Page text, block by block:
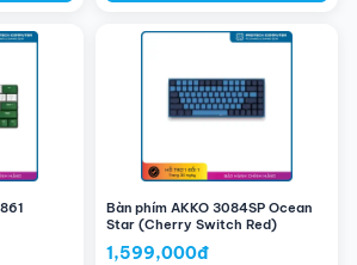
AKKO 3108 v2 Bilibili (Akko
dùng tập trung vào nhân vật nhiều
chi phí và giảm giá thành, đồng
điện cung cấp và bảo vệ môi
Bàn phím AKKO 3084SP Ocean
Star (Cherry Switch Red)
1,599,000đ